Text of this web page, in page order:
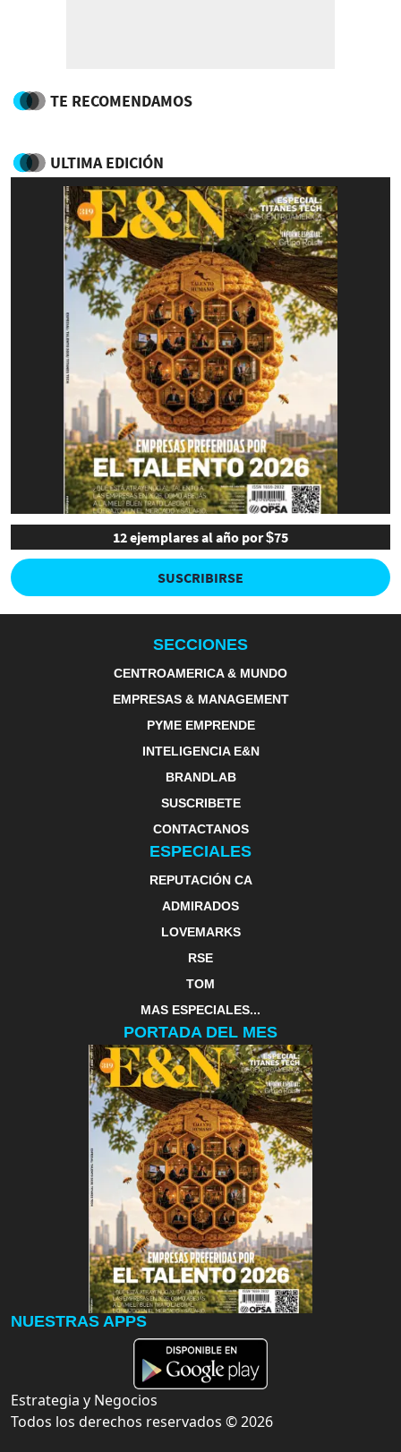
TE RECOMENDAMOS
ULTIMA EDICIÓN
12 ejemplares al año por $75
SUSCRIBIRSE
SECCIONES
CENTROAMERICA & MUNDO
EMPRESAS & MANAGEMENT
PYME EMPRENDE
INTELIGENCIA E&N
BRANDLAB
SUSCRIBETE
CONTACTANOS
ESPECIALES
REPUTACIÓN CA
ADMIRADOS
LOVEMARKS
RSE
TOM
MAS ESPECIALES...
PORTADA DEL MES
NUESTRAS APPS
Estrategia y Negocios
Todos los derechos reservados ©2026